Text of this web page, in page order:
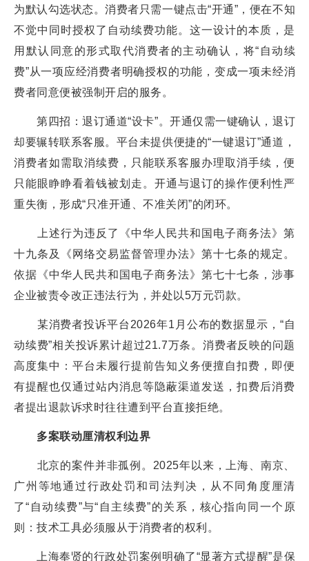
为默认勾选状态。消费者只需一键点击“开通”，便在不知
不觉中同时授权了自动续费功能。这一设计的本质，是
用默认同意的形式取代消费者的主动确认，将“自动续
费”从一项应经消费者明确授权的功能，变成一项未经消
费者同意便被强制开启的服务。
第四招：退订通道“设卡”。开通仅需一键确认，退订
却要辗转联系客服。平台未提供便捷的“一键退订”通道，
消费者如需取消续费，只能联系客服办理取消手续，便
只能眼睁睁看着钱被划走。开通与退订的操作便利性严
重失衡，形成“只准开通、不准关闭”的闭环。
上述行为违反了《中华人民共和国电子商务法》第
十九条及《网络交易监督管理办法》第十七条的规定。
依据《中华人民共和国电子商务法》第七十七条，涉事
企业被责令改正违法行为，并处以5万元罚款。
某消费者投诉平台2026年1月公布的数据显示，“自
动续费”相关投诉累计超过21.7万条。消费者反映的问题
高度集中：平台未履行提前告知义务便擅自扣费，即便
有提醒也仅通过站内消息等隐蔽渠道发送，扣费后消费
者提出退款诉求时往往遭到平台直接拒绝。
多案联动厘清权利边界
北京的案件并非孤例。2025年以来，上海、南京、
广州等地通过行政处罚和司法判决，从不同角度厘清
了“自动续费”与“自主续费”的关系，核心指向同一个原
则：技术工具必须服从于消费者的权利。
上海奉贤的行政处罚案例明确了“显著方式提醒”是保